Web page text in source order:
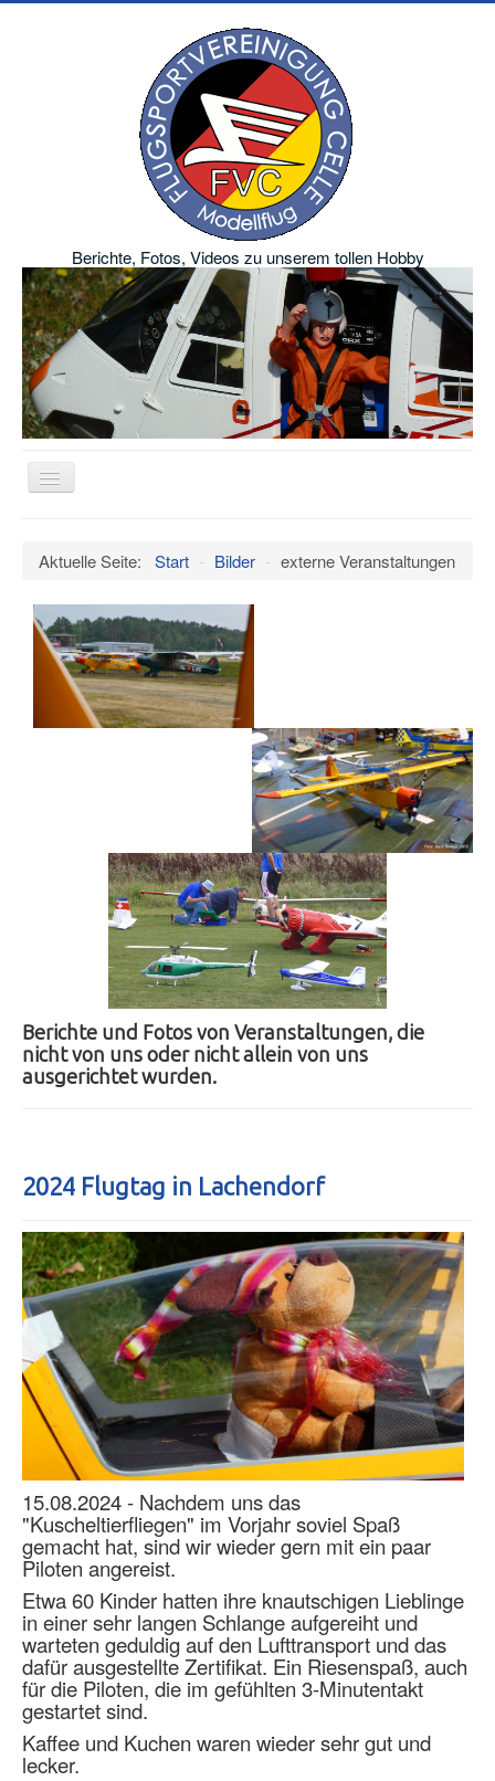
Berichte, Fotos, Videos zu unserem tollen Hobby
Navigation
an/aus
Datenschutz
Impressum
Termine
Wind
Hangar
Mitglieder
Presseschau
Ältere Artikel
Aktuelle Seite: Start - Bilder - externe Veranstaltungen
Berichte und Fotos von Veranstaltungen, die
nicht von uns oder nicht allein von uns
ausgerichtet wurden.
2024 Flugtag in Lachendorf
15.08.2024 - Nachdem uns das
"Kuscheltierfliegen" im Vorjahr soviel Spaß
gemacht hat, sind wir wieder gern mit ein paar
Piloten angereist.
Etwa 60 Kinder hatten ihre knautschigen Lieblinge
in einer sehr langen Schlange aufgereiht und
warteten geduldig auf den Lufttransport und das
dafür ausgestellte Zertifikat. Ein Riesenspaß, auch
für die Piloten, die im gefühlten 3-Minutentakt
gestartet sind.
Kaffee und Kuchen waren wieder sehr gut und
lecker.